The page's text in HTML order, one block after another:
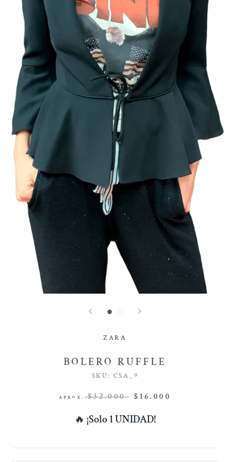
ZARA
BOLERO RUFFLE
SKU: CSA_9
APROX. $32.000 $16.000
🔥 ¡Solo 1 UNIDAD!